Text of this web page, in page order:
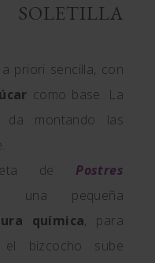
priori sencilla, con
como base. La
da montando las
de Postres
una pequeña
química, para
bizcocho sube